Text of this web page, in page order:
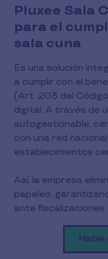
Pluxee Sala
para el
sala cuna
Es una solución
a cumplir con el
(Art. 203 del
digital. A través de
autogestionable,
con una red
establecimientos
Así, la empresa
papeleo,
ante fiscalizaciones.
Habla